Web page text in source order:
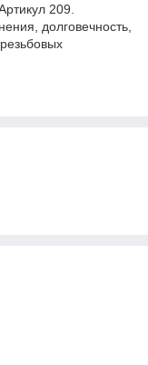
209.
долговечность,